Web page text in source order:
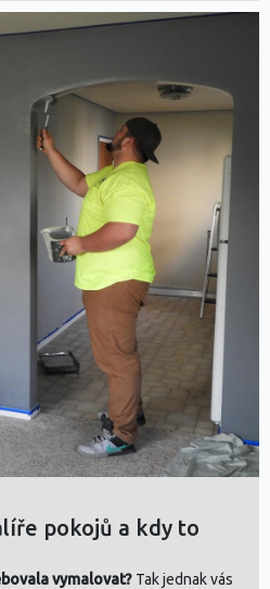
pokojů a kdy to
vymalovat? Tak jednak vás